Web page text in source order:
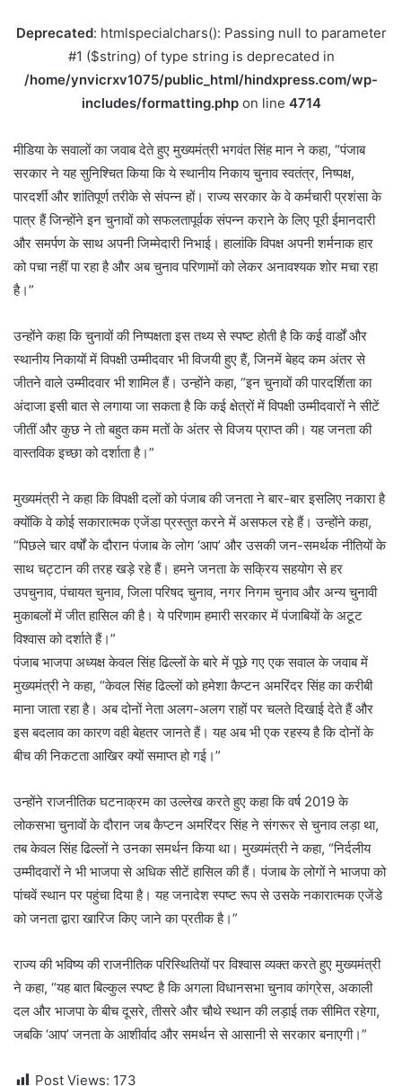
Deprecated: htmlspecialchars(): Passing null to parameter
#1 ($string) of type string is deprecated in
/home/ynvicrxv1075/public_html/hindxpress.com/wp-
includes/formatting.phpon line 4714
मीडिया के सवालों का जवाब देते हुए मुख्यमंत्री भगवंत सिंह मान ने कहा, “पंजाब
सरकार ने यह सुनिश्चित किया कि ये स्थानीय निकाय चुनाव स्वतंत्र, निष्पक्ष,
पारदर्शी और शांतिपूर्ण तरीके से संपन्न हों। राज्य सरकार के वे कर्मचारी प्रशंसा के
पात्र हैं जिन्होंने इन चुनावों को सफलतापूर्वक संपन्न कराने के लिए पूरी ईमानदारी
और समर्पण के साथ अपनी जिम्मेदारी निभाई। हालांकि विपक्ष अपनी शर्मनाक हार
को पचा नहीं पा रहा है और अब चुनाव परिणामों को लेकर अनावश्यक शोर मचा रहा
है।”
उन्होंने कहा कि चुनावों की निष्पक्षता इस तथ्य से स्पष्ट होती है कि कई वार्डों और
स्थानीय निकायों में विपक्षी उम्मीदवार भी विजयी हुए हैं, जिनमें बेहद कम अंतर से
जीतने वाले उम्मीदवार भी शामिल हैं। उन्होंने कहा, “इन चुनावों की पारदर्शिता का
अंदाजा इसी बात से लगाया जा सकता है कि कई क्षेत्रों में विपक्षी उम्मीदवारों ने सीटें
जीतीं और कुछ ने तो बहुत कम मतों के अंतर से विजय प्राप्त की। यह जनता की
वास्तविक इच्छा को दर्शाता है।”
मुख्यमंत्री ने कहा कि विपक्षी दलों को पंजाब की जनता ने बार-बार इसलिए नकारा है
क्योंकि वे कोई सकारात्मक एजेंडा प्रस्तुत करने में असफल रहे हैं। उन्होंने कहा,
“पिछले चार वर्षों के दौरान पंजाब के लोग ‘आप’ और उसकी जन-समर्थक नीतियों के
साथ चट्टान की तरह खड़े रहे हैं। हमने जनता के सक्रिय सहयोग से हर
उपचुनाव, पंचायत चुनाव, जिला परिषद चुनाव, नगर निगम चुनाव और अन्य चुनावी
मुकाबलों में जीत हासिल की है। ये परिणाम हमारी सरकार में पंजाबियों के अटूट
विश्वास को दर्शाते हैं।”
पंजाब भाजपा अध्यक्ष केवल सिंह ढिल्लों के बारे में पूछे गए एक सवाल के जवाब में
मुख्यमंत्री ने कहा, “केवल सिंह ढिल्लों को हमेशा कैप्टन अमरिंदर सिंह का करीबी
माना जाता रहा है। अब दोनों नेता अलग-अलग राहों पर चलते दिखाई देते हैं और
इस बदलाव का कारण वही बेहतर जानते हैं। यह अब भी एक रहस्य है कि दोनों के
बीच की निकटता आखिर क्यों समाप्त हो गई।”
उन्होंने राजनीतिक घटनाक्रम का उल्लेख करते हुए कहा कि वर्ष 2019 के
लोकसभा चुनावों के दौरान जब कैप्टन अमरिंदर सिंह ने संगरूर से चुनाव लड़ा था,
तब केवल सिंह ढिल्लों ने उनका समर्थन किया था। मुख्यमंत्री ने कहा, “निर्दलीय
उम्मीदवारों ने भी भाजपा से अधिक सीटें हासिल की हैं। पंजाब के लोगों ने भाजपा को
पांचवें स्थान पर पहुंचा दिया है। यह जनादेश स्पष्ट रूप से उसके नकारात्मक एजेंडे
को जनता द्वारा खारिज किए जाने का प्रतीक है।”
राज्य की भविष्य की राजनीतिक परिस्थितियों पर विश्वास व्यक्त करते हुए मुख्यमंत्री
ने कहा, “यह बात बिल्कुल स्पष्ट है कि अगला विधानसभा चुनाव कांग्रेस, अकाली
दल और भाजपा के बीच दूसरे, तीसरे और चौथे स्थान की लड़ाई तक सीमित रहेगा,
जबकि ‘आप’ जनता के आशीर्वाद और समर्थन से आसानी से सरकार बनाएगी।”
Post Views: 173